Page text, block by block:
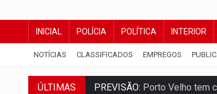
INICIAL POLÍCIA POLÍTICA INTERIOR
NOTÍCIAS CLASSIFICADOS EMPREGOS
ÚLTIMAS SINDICATOS UNIDOS: